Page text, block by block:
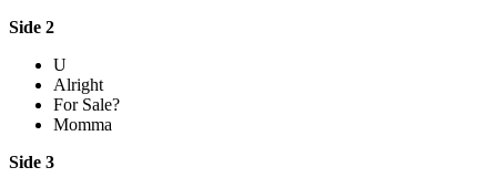
Side 2
U
Alright
For Sale?
Momma
Side 3